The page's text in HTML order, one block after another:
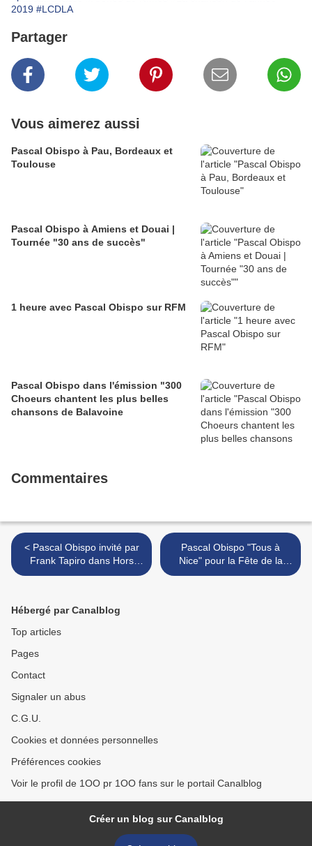
2019 #LCDLA
Partager
Vous aimerez aussi
Pascal Obispo à Pau, Bordeaux et
Toulouse
Pascal Obispo à Amiens et Douai |
Tournée "30 ans de succès"
1 heure avec Pascal Obispo sur RFM
Pascal Obispo dans l'émission "300
Choeurs chantent les plus belles
chansons de Balavoine
Commentaires
< Pascal Obispo invité par
Frank Tapiro dans Hors
Cadre
Pascal Obispo "Tous à
Nice" pour la Fête de la
Musique >
Hébergé par Canalblog
Top articles
Pages
Contact
Signaler un abus
C.G.U.
Cookies et données personnelles
Préférences cookies
Voir le profil de 1OO pr 1OO fans sur le portail Canalblog
Créer un blog sur Canalblog